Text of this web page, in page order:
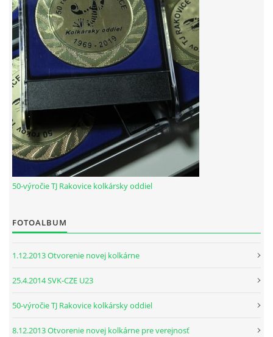
HODOVÝ TURNAJ
VIDEÁ Z RAKOVÍC
GPS SÚRADNICE
REKORDY NA KOLKÁRNI TJ RAKOVICE
Telovýchovná jednota Rakovice
Rakovice 220
Číslo účtu: IBAN
50-výročie TJ Rakovice kolkársky oddiel
FOTOALBUM
1.12.2013 Otvorenie novej kolkárne
25.4.2014 SVK-CZE U23
50-výročie TJ Rakovice kolkársky oddiel
8.12.2013 Otvorenie novej kolkárne pre verejnosť